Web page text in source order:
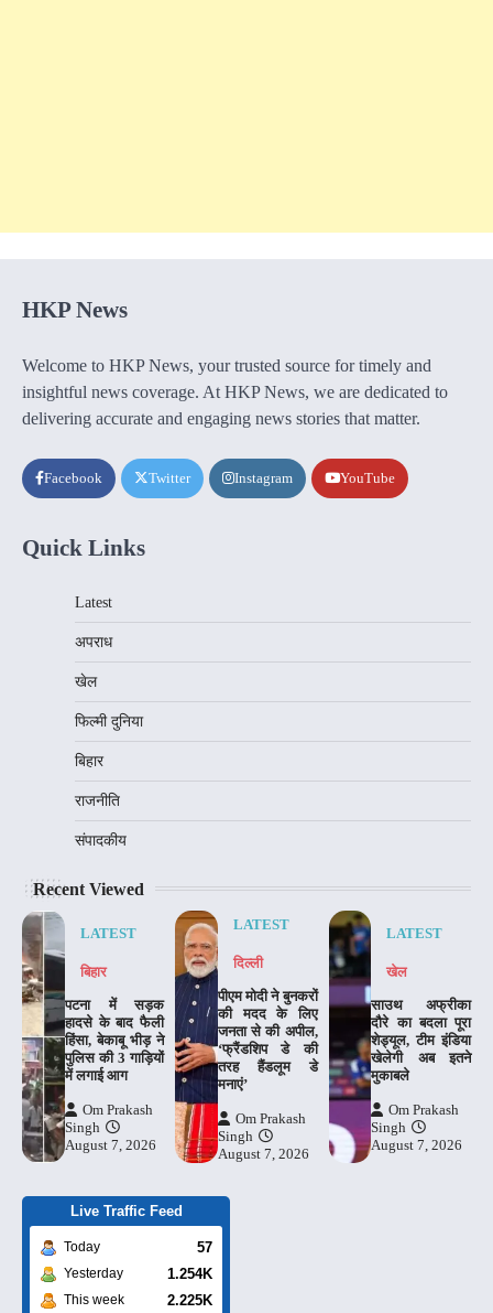
HKP News
Welcome to HKP News, your trusted source for timely and
insightful news coverage. At HKP News, we are dedicated to
delivering accurate and engaging news stories that matter.
Facebook Twitter Instagram YouTube
Quick Links
Latest
अपराध
खेल
फिल्मी दुनिया
बिहार
राजनीति
संपादकीय
Recent Viewed
LATEST
बिहार
पटना में सड़क
हादसे के बाद फैली
हिंसा, बेकाबू भीड़ ने
पुलिस की 3 गाड़ियों
में लगाई आग
Om Prakash
Singh
August 7, 2026
LATEST
दिल्‍ली
पीएम मोदी ने बुनकरों
की मदद के लिए
जनता से की अपील,
‘फ्रैंडशिप डे की
तरह हैंडलूम डे
मनाएं’
Om Prakash
Singh
August 7, 2026
LATEST
खेल
साउथ अफ्रीका
दौरे का बदला पूरा
शेड्यूल, टीम इंडिया
खेलेगी अब इतने
मुकाबले
Om Prakash
Singh
August 7, 2026
Live Traffic Feed
Today 57
Yesterday 1.254K
This week 2.225K